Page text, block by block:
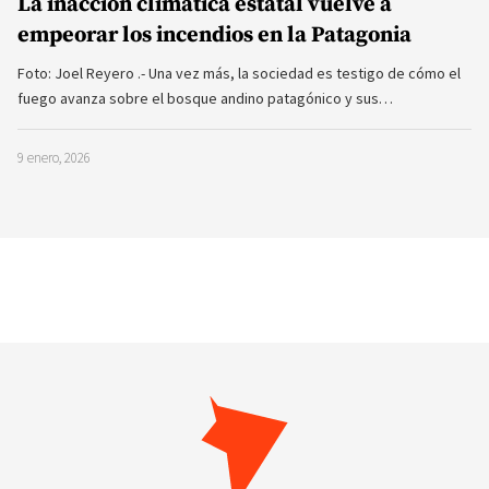
empeorar los incendios en la Patagonia
Foto: Joel Reyero .- Una vez más, la sociedad es testigo de cómo el
fuego avanza sobre el bosque andino patagónico y sus…
9 enero, 2026